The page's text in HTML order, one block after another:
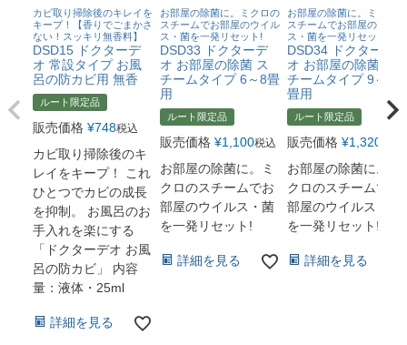
カビ取り掃除後のキレイを
キープ！【香りでごまかさ
ない！スッキリ無香料】
DSD15 ドクターデ
オ 常設タイプ お風
呂の防カビ用 無香
ルート限定品
販売価格 ¥748税込
カビ取り掃除後のキ
レイをキープ！ これ
ひとつでカビの成長
を抑制。 お風呂のお
手入れを楽にする
「ドクターデオ お風
呂の防カビ」 内容
量：液体・25ml
詳細を見る
お部屋の除菌に。ミクロの
スチームでお部屋のウイル
ス・菌を一発リセット!
DSD33 ドクターデ
オ お部屋の除菌 ス
チームタイプ 6～8畳
用
ルート限定品
販売価格 ¥1,100税込
お部屋の除菌に。ミ
クロのスチームでお
部屋のウイルス・菌
を一発リセット!
詳細を見る
お部屋の除菌に。ミクロの
スチームでお部屋のウイル
ス・菌を一発リセット!
DSD34 ドクターデ
オ お部屋の除菌 ス
チームタイプ 9～16
畳用
ルート限定品
販売価格 ¥1,320
お部屋の除菌に。ミ
クロのスチームでお
部屋のウイルス・菌
を一発リセット!
詳細を見る